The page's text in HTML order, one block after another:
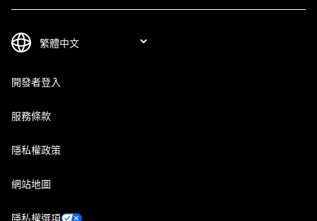
開發者登入
服務條款
隱私權政策
網站地圖
隱私權選項